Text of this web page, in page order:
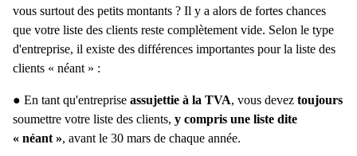
vous surtout des petits montants ? Il y a alors de fortes chances
que votre liste des clients reste complètement vide. Selon le type
d'entreprise, il existe des différences importantes pour la liste des
clients « néant » :
● En tant qu'entreprise assujettie à la TVA, vous devez toujours
soumettre votre liste des clients, y compris une liste dite
« néant », avant le 30 mars de chaque année.